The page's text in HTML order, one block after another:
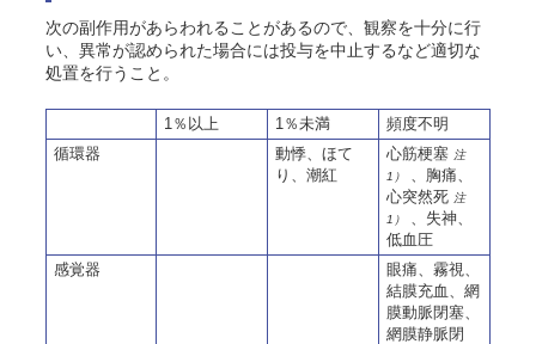
次の副作用があらわれることがあるので、観察を十分に行
い、異常が認められた場合には投与を中止するなど適切な
処置を行うこと。
1％以上 1％未満
頻度不明
循環器
動悸、ほて
り、潮紅
心筋梗塞 注
1）
、胸痛、
心突然死 注
1）
、失神、
低血圧
感覚器
眼痛、霧視、
結膜充血、網
膜動脈閉塞、
網膜静脈閉